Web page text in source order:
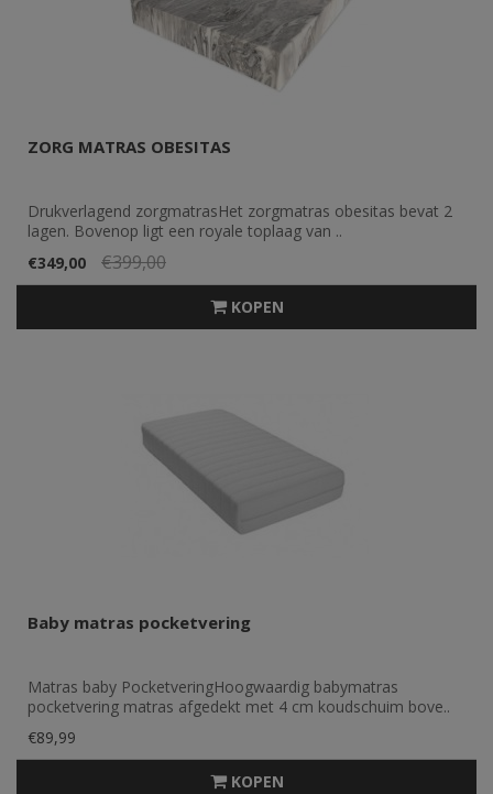
ZORG MATRAS OBESITAS
Drukverlagend zorgmatrasHet zorgmatras obesitas bevat 2
lagen. Bovenop ligt een royale toplaag van ..
€349,00
€399,00
KOPEN
Baby matras pocketvering
Matras baby PocketveringHoogwaardig babymatras
pocketvering matras afgedekt met 4 cm koudschuim bove..
€89,99
KOPEN